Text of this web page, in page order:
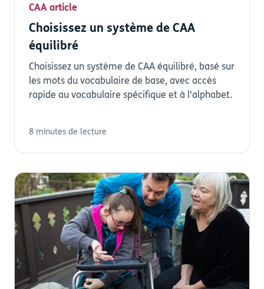
CAA article
Choisissez un système de CAA
équilibré
Choisissez un système de CAA équilibré, basé sur
les mots du vocabulaire de base, avec accès
rapide au vocabulaire spécifique et à l'alphabet.
8 minutes de lecture